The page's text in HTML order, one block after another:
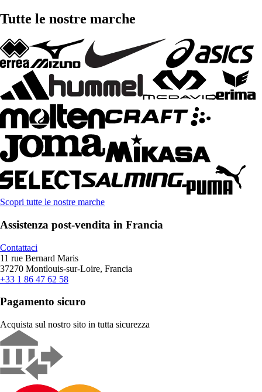
Tutte le nostre marche
Scopri tutte le nostre marche
Assistenza post-vendita in Francia
Contattaci
11 rue Bernard Maris
37270 Montlouis-sur-Loire, Francia
+33 1 86 47 62 58
Pagamento sicuro
Acquista sul nostro sito in tutta sicurezza